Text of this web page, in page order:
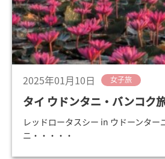
2025年01月10日 女子旅
タイ ウドンタニ・バンコク
レッドロータスシー in ウドーンター
ニ・・・・・